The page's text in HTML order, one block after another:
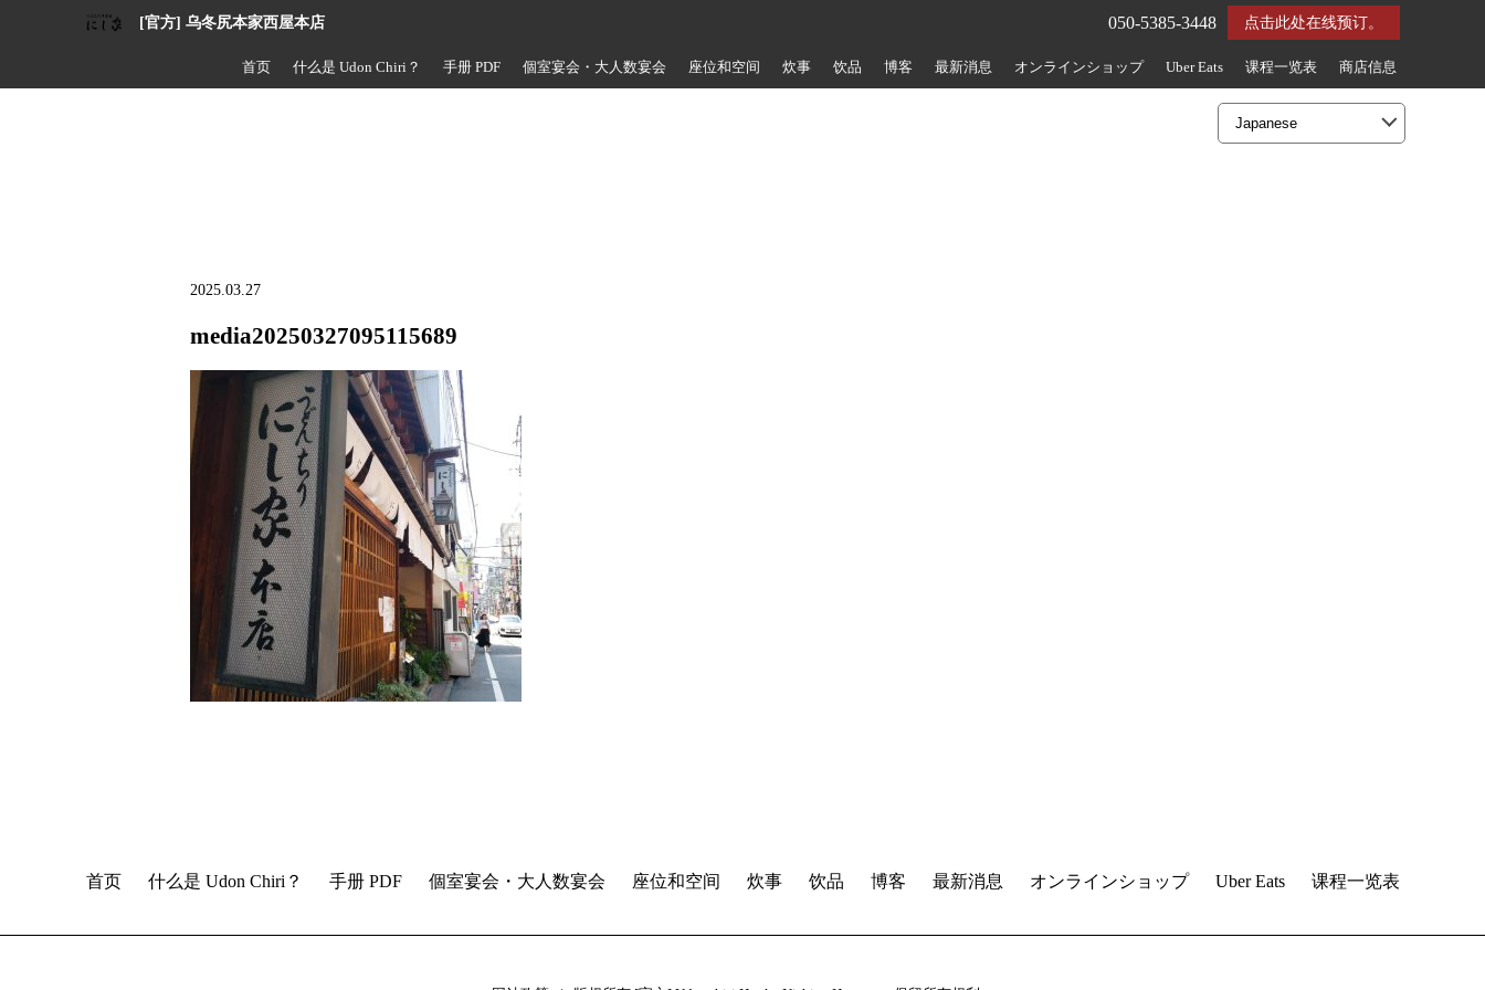
[官方] 乌冬尻本家西屋本店 点击此处在线预订。
050-5385-3448
首页 什么是 Udon Chiri？ 手册 PDF 個室宴会・大人数宴会 座位和空间 炊事 饮品 博客 最新消息 オンラインショップ Uber Eats 课程一览表 商店信息
2025.03.27
media20250327095115689
首页 什么是 Udon Chiri？ 手册 PDF 個室宴会・大人数宴会 座位和空间 炊事 饮品 博客 最新消息 オンラインショップ Uber Eats 课程一览表